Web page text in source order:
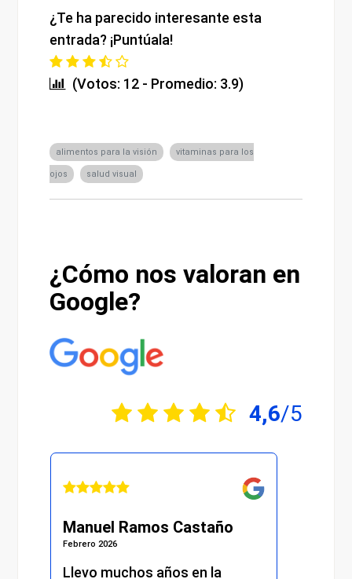
¿Te ha parecido interesante esta
entrada? ¡Puntúala!
(Votos: 12 - Promedio: 3.9)
alimentos para la visión vitaminas para los
ojos salud visual
¿Cómo nos valoran en
Google?
4,6/5
Manuel Ramos Castaño
Febrero 2026
Llevo muchos años en la